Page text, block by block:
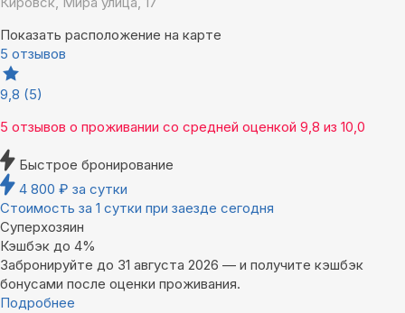
Показать расположение на карте
5 отзывов
9,8 (5)
5 отзывов о проживании со средней оценкой 9,8 из 10,0
Быстрое бронирование
4 800 ₽ за сутки
Стоимость за 1 сутки при заезде сегодня
Суперхозяин
Кэшбэк до 4%
Забронируйте до 31 августа 2026 — и получите кэшбэк
бонусами после оценки проживания.
Подробнее